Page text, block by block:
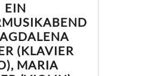
EIN
(KLAVIER
MARIA